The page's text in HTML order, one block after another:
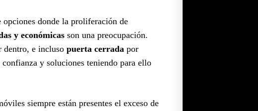
donde la proliferación de
y económicas son una preocupación.
dentro, e incluso puerta cerrada por
y soluciones teniendo para ello
siempre están presentes el exceso de